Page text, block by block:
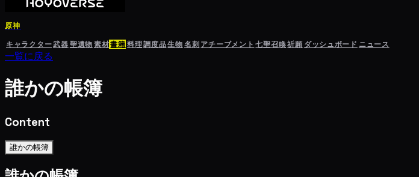
原神
キャラクター武器聖遺物素材書籍料理調度品生物名刺 アチーブメント 七聖召喚祈願 ダッシュボード ニュース
一覧に戻る
誰かの帳簿
Content
誰かの帳簿